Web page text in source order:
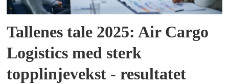
Tallenes tale 2025: Air Cargo
Logistics med sterk
topplinjevekst - resultatet